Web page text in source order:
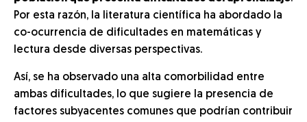
Por esta razón, la literatura científica ha abordado la
co-ocurrencia de dificultades en matemáticas y
lectura desde diversas perspectivas.
Así, se ha observado una alta comorbilidad entre
ambas dificultades, lo que sugiere la presencia de
factores subyacentes comunes que podrían contribuir